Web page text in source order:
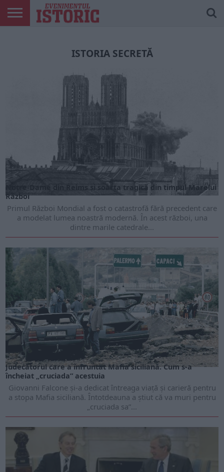
ISTORIA SECRETĂ
Notre-Dame din Reims și soarta tragică din timpul Marelui
Război
Primul Război Mondial a fost o catastrofă fără precedent care
a modelat lumea noastră modernă. În acest război, una
dintre marile catedrale...
Judecătorul care a înfruntat Mafia siciliană. Cum s-a
încheiat „cruciada” acestuia
Giovanni Falcone și-a dedicat întreaga viață și carieră pentru
a stopa Mafia siciliană. Întotdeauna a știut că va muri pentru
„cruciada sa”...